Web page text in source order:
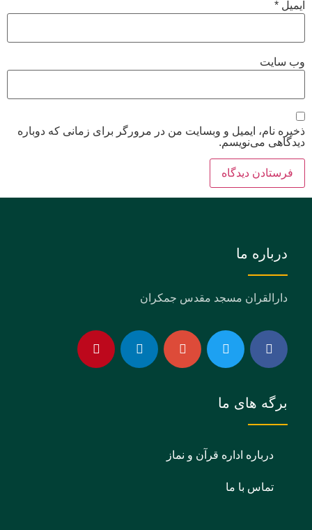
ایمیل *
وب‌ سایت
ذخیره نام، ایمیل و وبسایت من در مرورگر برای زمانی که دوباره
دیدگاهی می‌نویسم.
درباره ما
دارالقران مسجد مقدس جمکران
برگه های ما
درباره اداره قرآن و نماز
تماس با ما